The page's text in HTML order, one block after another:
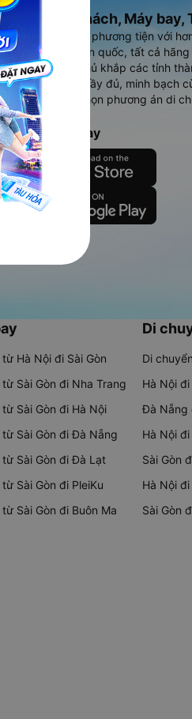
đặt vé Xe khách, Máy bay,
dụng đặt vé đa phương tiện với
đường toàn quốc, tất cả
xe du lịch phủ khắp các tỉnh
thị thông tin đầy đủ, minh bạch
so sánh và lựa chọn phương án di
hợp nhất.
Vexere ngay
Hà Nội đi Sài Gòn
Sài Gòn đi Nha Trang
Sài Gòn đi Hà Nội
Sài Gòn đi Đà Nẵng
Sài Gòn đi Đà Lạt
Sài Gòn đi PleiKu
Sài Gòn đi Buôn Ma
Di
Di chuyển
Hà Nội
Đà Nẵng
Hà Nội
Sài Gòn
Hà Nội đi
Sài Gòn